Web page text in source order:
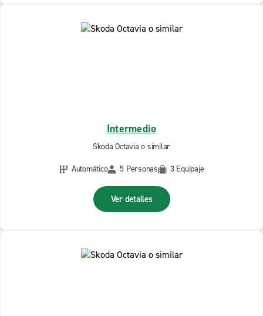
Intermedio
Skoda Octavia o similar
Automático
5 Personas 3 Equipaje
Ver detalles